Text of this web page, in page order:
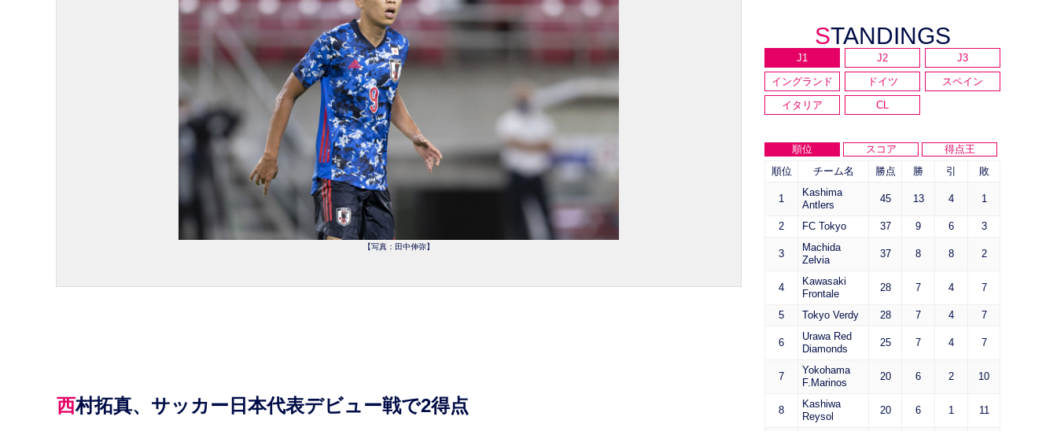
【写真：田中伸弥】
西村拓真、サッカー日本代表デビュー戦で2得点
STANDINGS
J1 J2
J3
イングランド
ドイツ
スペイン
イタリア
CL
順位 スコア
得点王
順位
チーム名 勝点 勝 引 敗
1
Kashima
Antlers
45 13 4 1
2 FC Tokyo 37 9 6 3
3
Machida
Zelvia
37 8 8 2
4
Kawasaki
Frontale
28 7 4 7
5 Tokyo Verdy 28 7 4 7
6
Urawa Red
Diamonds
25 7 4 7
7
Yokohama
F.Marinos
20 6 2 10
8
Kashiwa
Reysol
20 6 1 11